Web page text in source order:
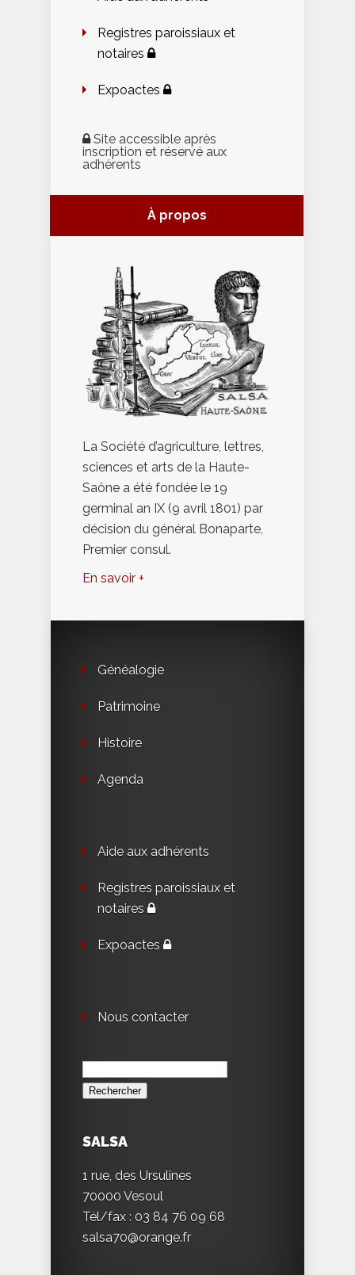
Registres paroissiaux et
notaires
Expoactes
Site accessible après
inscription et réservé aux
adhérents
À propos
La Société d’agriculture, lettres,
sciences et arts de la Haute-
Saône a été fondée le 19
germinal an IX (9 avril 1801) par
décision du général Bonaparte,
Premier consul.
En savoir +
Généalogie
Patrimoine
Histoire
Agenda
Aide aux adhérents
Registres paroissiaux et
notaires
Expoactes
Nous contacter
Rechercher :
SALSA
1 rue, des Ursulines
70000 Vesoul
Tél/fax : 03 84 76 09 68
salsa70@orange.fr